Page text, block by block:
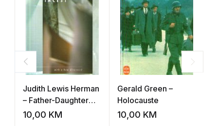
Judith Lewis Herman
– Father-Daughter
Incest
10,00 KM
Gerald Green –
Holocauste
10,00 KM